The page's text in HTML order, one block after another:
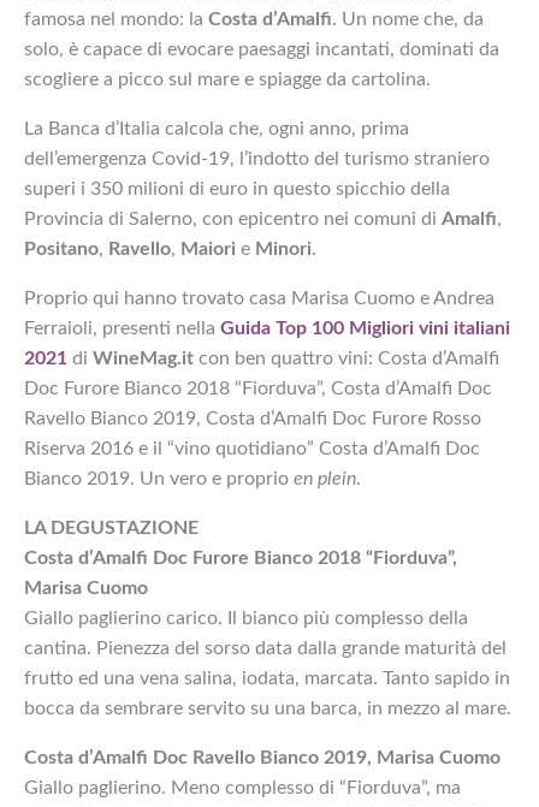
famosa nel mondo: la Costa d’Amalfi. Un nome che, da
solo, è capace di evocare paesaggi incantati, dominati da
scogliere a picco sul mare e spiagge da cartolina.
La Banca d’Italia calcola che, ogni anno, prima
dell’emergenza Covid-19, l’indotto del turismo straniero
superi i 350 milioni di euro in questo spicchio della
Provincia di Salerno, con epicentro nei comuni di Amalfi,
Positano, Ravello, Maiori e Minori.
Proprio qui hanno trovato casa Marisa Cuomo e Andrea
Ferraioli, presenti nella Guida Top 100 Migliori vini italiani
2021 di WineMag.it con ben quattro vini: Costa d’Amalfi
Doc Furore Bianco 2018 “Fiorduva”, Costa d’Amalfi Doc
Ravello Bianco 2019, Costa d’Amalfi Doc Furore Rosso
Riserva 2016 e il “vino quotidiano” Costa d’Amalfi Doc
Bianco 2019. Un vero e proprio en plein.
LA DEGUSTAZIONE
Costa d’Amalfi Doc Furore Bianco 2018 “Fiorduva”,
Marisa Cuomo
Giallo paglierino carico. Il bianco più complesso della
cantina. Pienezza del sorso data dalla grande maturità del
frutto ed una vena salina, iodata, marcata. Tanto sapido in
bocca da sembrare servito su una barca, in mezzo al mare.
Costa d’Amalfi Doc Ravello Bianco 2019, Marisa Cuomo
Giallo paglierino. Meno complesso di “Fiorduva”, ma